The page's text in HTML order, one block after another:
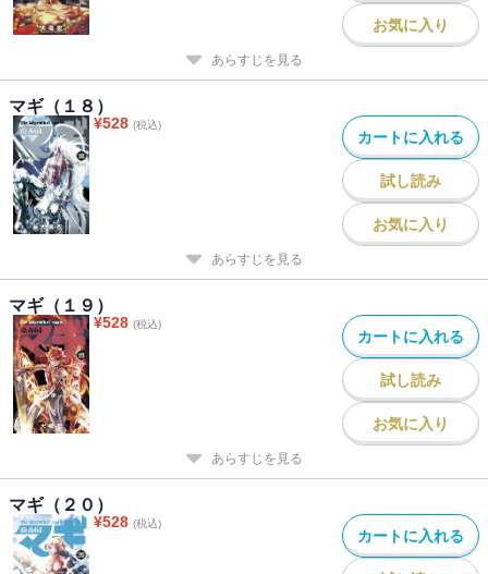
お気に入り
あらすじを見る
マギ（１８）
¥528 (税込)
カートに入れる
試し読み
お気に入り
あらすじを見る
マギ（１９）
¥528 (税込)
カートに入れる
試し読み
お気に入り
あらすじを見る
マギ（２０）
¥528 (税込)
カートに入れる